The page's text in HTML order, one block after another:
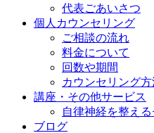
代表ごあいさつ
個人カウンセリング
ご相談の流れ
料金について
回数や期間
カウンセリング
講座・その他サービス
自律神経を整え
ブログ